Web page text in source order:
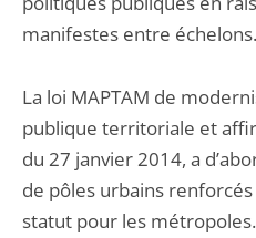
manifestes entre échelons.
La loi MAPTAM de
publique territoriale et
du 27 janvier 2014, a
de pôles urbains
statut pour les